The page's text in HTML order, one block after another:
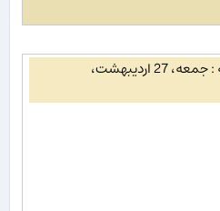
توسط آرزو در مورخه : جمعه، 27 اردیبهشت،